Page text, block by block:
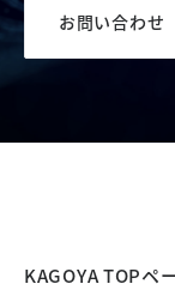
お問い合わせ
KAGOYA TOPペ